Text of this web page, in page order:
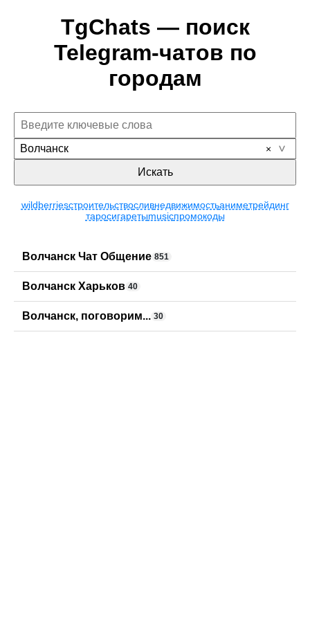
TgChats — поиск
Telegram-чатов по
городам
Волчанск
Искать
wildberriesстроительствосливнедвижимостьаниметрейдинг
таросигаретыmusicпромокоды
Волчанск Чат Общение 851
Волчанск Харьков 40
Волчанск, поговорим... 30